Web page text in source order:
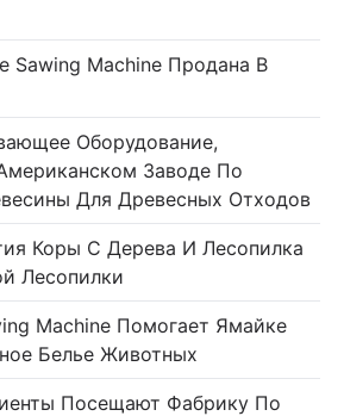
Sawing Machine Продана В
Оборудование,
Заводе По
Для Древесных Отходов
Коры С Дерева И Лесопилка
Лесопилки
Machine Помогает Ямайке
Белье Животных
Посещают Фабрику По